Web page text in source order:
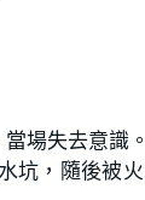
場失去意識
坑，隨後被